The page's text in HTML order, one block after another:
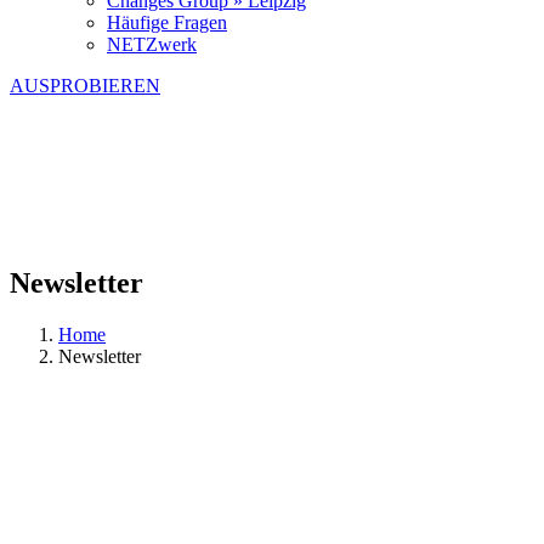
Häufige Fragen
NETZwerk
AUSPROBIEREN
Newsletter
Home
Newsletter